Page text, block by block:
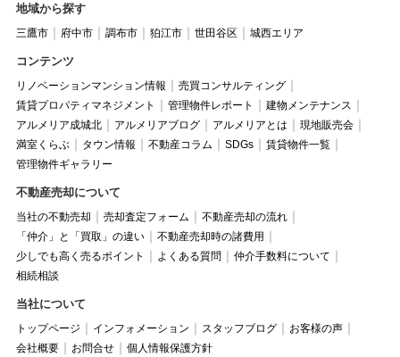
地域から探す
三鷹市 府中市 調布市 狛江市 世田谷区 城西エリア
コンテンツ
リノベーションマンション情報
売買コンサルティング
賃貸プロパティマネジメント
管理物件レポート
建物メンテナンス
アルメリア成城北
アルメリアブログ アルメリアとは
現地販売会
満室くらぶ
タウン情報 不動産コラム SDGs
賃貸物件一覧
管理物件ギャラリー
不動産売却について
当社の不動売却 売却査定フォーム
不動産売却の流れ
「仲介」と「買取」の違い
不動産売却時の諸費用
少しでも高く売るポイント
よくある質問
仲介手数料について
相続相談
当社について
トップページ インフォメーション スタッフブログ
お客様の声
会社概要
お問合せ 個人情報保護方針